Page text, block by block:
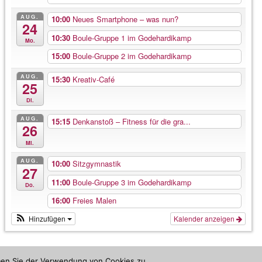
AUG.
24
Mo.
10:00 Neues Smartphone – was nun?
10:30 Boule-Gruppe 1 im Godehardikamp
15:00 Boule-Gruppe 2 im Godehardikamp
AUG.
25
Di.
15:30 Kreativ-Café
AUG.
26
Mi.
15:15 Denkanstoß – Fitness für die gra...
AUG.
27
Do.
10:00 Sitzgymnastik
11:00 Boule-Gruppe 3 im Godehardikamp
16:00 Freies Malen
Kalender anzeigen
Hinzufügen